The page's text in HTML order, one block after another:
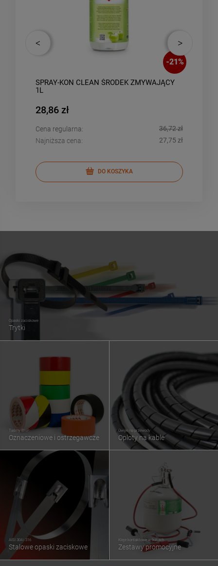
-21%
SPRAY-KON CLEAN ŚRODEK ZMYWAJĄCY
1L
28,86 zł
Cena regularna:
36,72 zł
Najniższa cena:
27,75 zł
DO KOSZYKA
Opaski zaciskowe
Trytki
Taśmy BHP
Oznaczeniowe i ostrzegawcze
Owijki na przewody
Oploty na kable
AISI 304 i 316
Stalowe opaski zaciskowe
Kleje kontaktowe w butlach
Zestawy promocyjne